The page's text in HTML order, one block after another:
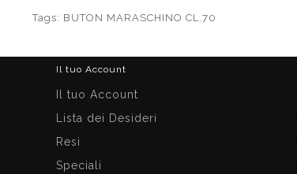
Tags: BUTON MARASCHINO CL.70
Il tuo Account
Il tuo Account
Lista dei Desideri
Resi
Speciali